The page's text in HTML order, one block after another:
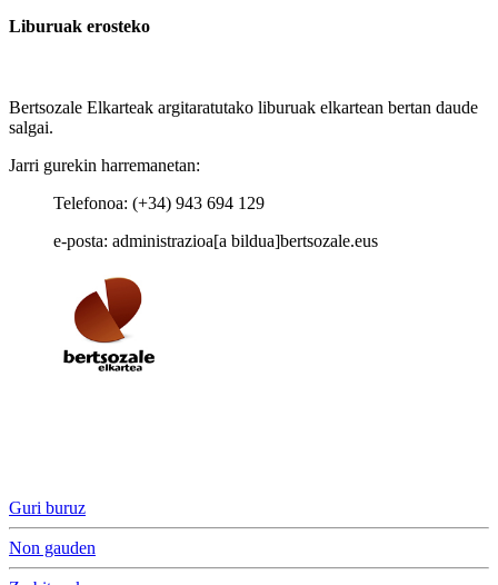
Liburuak erosteko
Bertsozale Elkarteak argitaratutako liburuak elkartean bertan daude
salgai.
Jarri gurekin harremanetan:
Telefonoa: (+34) 943 694 129
e-posta: administrazioa[a bildua]bertsozale.eus
Guri buruz
Non gauden